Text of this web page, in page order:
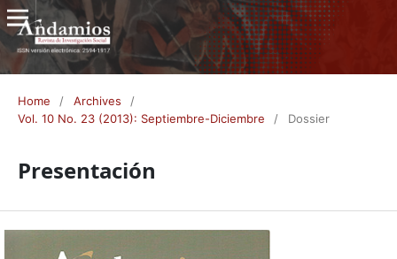
Home / Archives
/
Vol. 10 No. 23 (2013): Septiembre-Diciembre
/ Dossier
Presentación